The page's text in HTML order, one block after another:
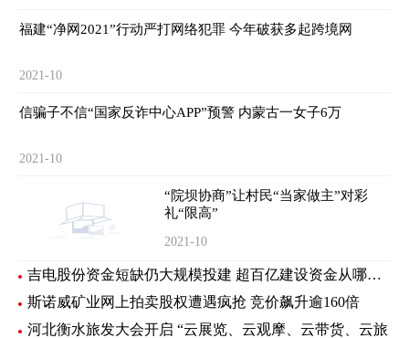
福建“净网2021”行动严打网络犯罪 今年破获多起跨境网
2021-10
信骗子不信“国家反诈中心APP”预警 内蒙古一女子6万
2021-10
“院坝协商”让村民“当家做主”对彩
礼“限高”
2021-10
吉电股份资金短缺仍大规模投建 超百亿建设资金从哪里来？
斯诺威矿业网上拍卖股权遭遇疯抢 竞价飙升逾160倍
河北衡水旅发大会开启 “云展览、云观摩、云带货、云旅